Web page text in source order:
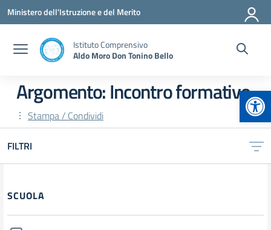
Vai ai contenuti
Vai al menu di navigazione
Vai al footer
Ministero dell'Istruzione e del Merito
Istituto Comprensivo
Aldo Moro Don Tonino Bello
Argomento: Incontro formativo
Stampa / Condividi
FILTRI
Filtri
SCUOLA